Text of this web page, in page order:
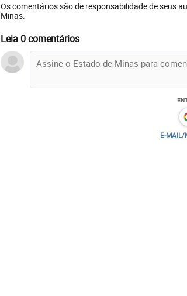
Os comentários são de responsabilidade de seus
Minas.
Leia 0 comentários
E-MAIL/